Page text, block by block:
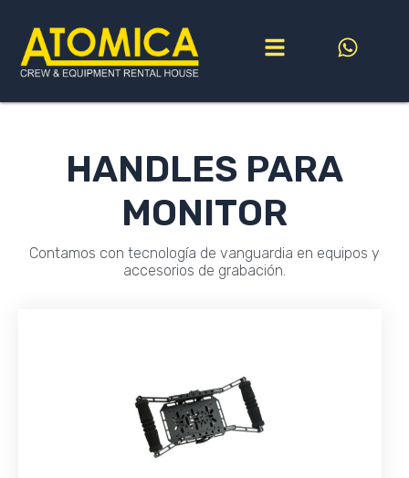
contenido
HANDLES PARA
MONITOR
Contamos con tecnología de vanguardia en equipos y
accesorios de grabación.